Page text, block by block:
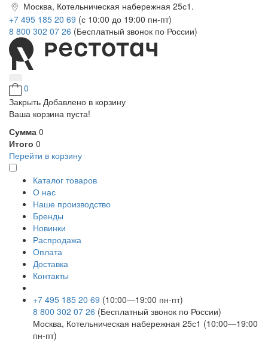
Москва, Котельническая набережная 25с1.
+7 495 185 20 69 (с 10:00 до 19:00 пн-пт)
8 800 302 07 26 (Бесплатный звонок по России)
0
Закрыть Добавлено в корзину
Ваша корзина пуста!
Сумма 0
Итого 0
Перейти в корзину
Каталог товаров
О нас
Наше производство
Бренды
Новинки
Распродажа
Оплата
Доставка
Контакты
+7 495 185 20 69 (10:00—19:00 пн-пт)
8 800 302 07 26 (Бесплатный звонок по России)
Москва, Котельническая набережная 25с1 (10:00—19:00
пн-пт)